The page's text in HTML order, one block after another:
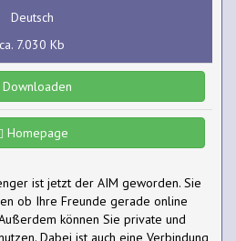
Deutsch
ca. 7.030 Kb
Downloaden
Homepage
ist jetzt der AIM geworden. Sie
ob Ihre Freunde gerade online
können Sie private und
Dabei ist auch eine Verbindung